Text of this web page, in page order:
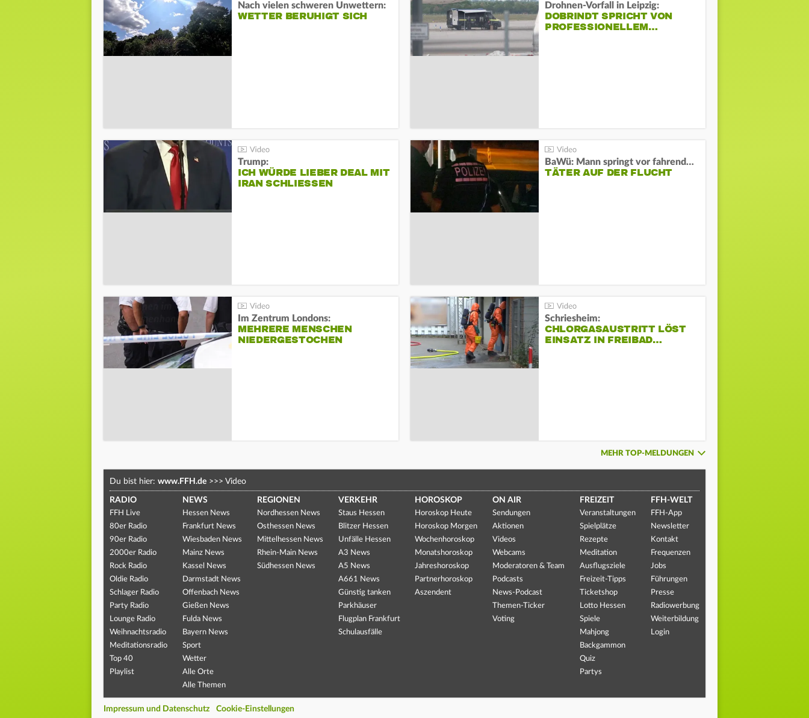
Nach vielen schweren Unwettern:
WETTER BERUHIGT SICH
Drohnen-Vorfall in Leipzig:
DOBRINDT SPRICHT VON
PROFESSIONELLEM…
Trump:
ICH WÜRDE LIEBER DEAL MIT
IRAN SCHLIESSEN
BaWü: Mann springt vor fahrendes Auto und schießt
TÄTER AUF DER FLUCHT
Im Zentrum Londons:
MEHRERE MENSCHEN
NIEDERGESTOCHEN
Schriesheim:
CHLORGASAUSTRITT LÖST
EINSATZ IN FREIBAD…
MEHR TOP-MELDUNGEN
Du bist hier: www.FFH.de >>> Video
RADIO
FFH Live
80er Radio
90er Radio
2000er Radio
Rock Radio
Oldie Radio
Schlager Radio
Party Radio
Lounge Radio
Weihnachtsradio
Meditationsradio
Top 40
Playlist
NEWS
Hessen News
Frankfurt News
Wiesbaden News
Mainz News
Kassel News
Darmstadt News
Offenbach News
Gießen News
Fulda News
Bayern News
Sport
Wetter
Alle Orte
Alle Themen
REGIONEN
Nordhessen News
Osthessen News
Mittelhessen News
Rhein-Main News
Südhessen News
VERKEHR
Staus Hessen
Blitzer Hessen
Unfälle Hessen
A3 News
A5 News
A661 News
Günstig tanken
Parkhäuser
Flugplan Frankfurt
Schulausfälle
HOROSKOP
Horoskop Heute
Horoskop Morgen
Wochenhoroskop
Monatshoroskop
Jahreshoroskop
Partnerhoroskop
Aszendent
ON AIR
Sendungen
Aktionen
Videos
Webcams
Moderatoren & Team
Podcasts
News-Podcast
Themen-Ticker
Voting
FREIZEIT
Veranstaltungen
Spielplätze
Rezepte
Meditation
Ausflugsziele
Freizeit-Tipps
Ticketshop
Lotto Hessen
Spiele
Mahjong
Backgammon
Quiz
Partys
FFH-WELT
FFH-App
Newsletter
Kontakt
Frequenzen
Jobs
Führungen
Presse
Radiowerbung
Weiterbildung
Login
Impressum und Datenschutz Cookie-Einstellungen